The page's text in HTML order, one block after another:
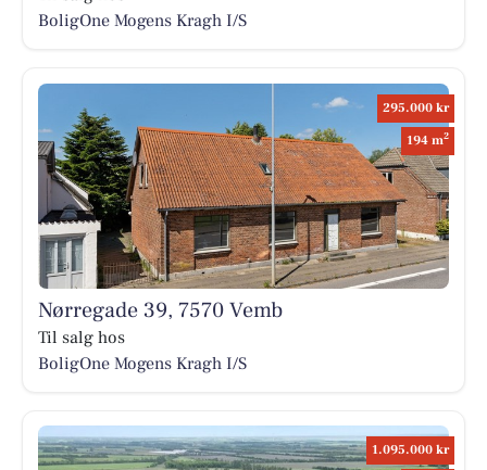
BoligOne Mogens Kragh I/S
295.000 kr
194 m2
Nørregade 39, 7570 Vemb
Til salg hos
BoligOne Mogens Kragh I/S
1.095.000 kr